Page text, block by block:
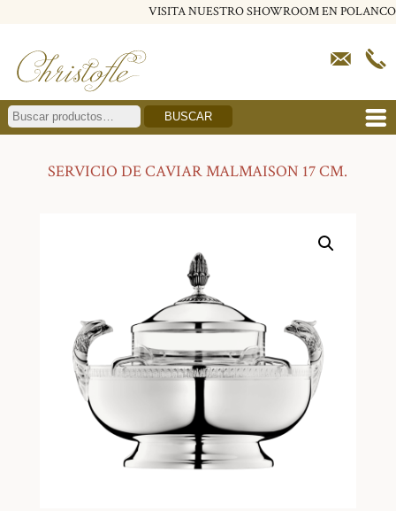
VISITA NUESTRO SHOWROOM EN POLANCO
BUSCAR
SERVICIO DE CAVIAR MALMAISON 17 CM.